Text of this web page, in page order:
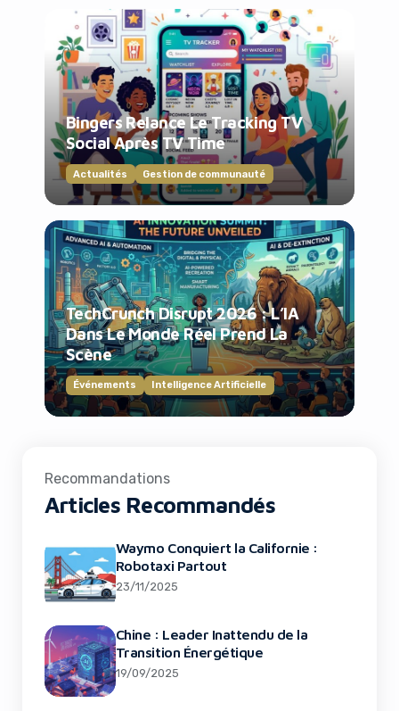
Bingers Relance Le Tracking TV
Social Après TV Time
Actualités Gestion de communauté
TechCrunch Disrupt 2026 : L’IA
Dans Le Monde Réel Prend La
Scène
Événements Intelligence Artificielle
Recommandations
Articles Recommandés
Waymo Conquiert la Californie :
Robotaxi Partout
23/11/2025
Chine : Leader Inattendu de la
Transition Énergétique
19/09/2025